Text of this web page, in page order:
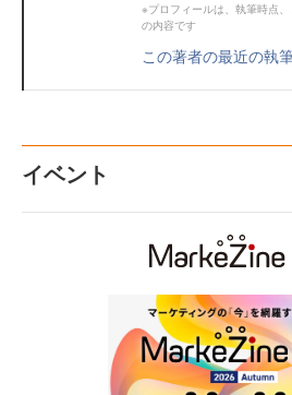
※プロフィールは、執筆時点
の内容です
この著者の最近の執
イベント